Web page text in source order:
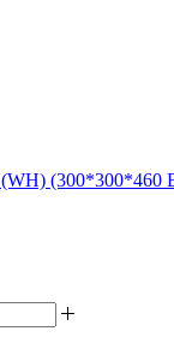
(300*300*460